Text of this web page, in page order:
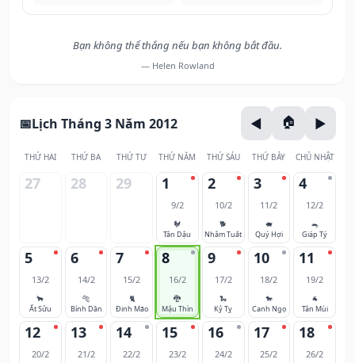
Bạn không thể thắng nếu bạn không bắt đầu.
— Helen Rowland
Lịch Tháng 3 Năm 2012
THỨ HAI THỨ BA THỨ TƯ THỨ NĂM THỨ SÁU THỨ BẢY CHỦ NHẬT
27 28 29 1
9/2
🐓
Tân Dậu
2
10/2
🐕
Nhâm Tuất
3
11/2
🐖
Quý Hợi
4
12/2
🐀
Giáp Tý
5
13/2
🐂
Ất Sửu
6
14/2
🐅
Bính Dần
7
15/2
🐈
Đinh Mão
8
16/2
🐉
Mậu Thìn
9
17/2
🐍
Kỷ Tỵ
10
18/2
🐎
Canh Ngọ
11
19/2
🐐
Tân Mùi
12
20/2
13
21/2
14
22/2
15
23/2
16
24/2
17
25/2
18
26/2